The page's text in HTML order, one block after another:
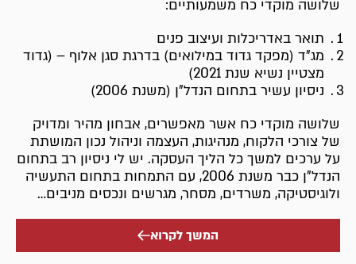
שלושה מוקדי כח משמעותיים:
תואר באדריכלות ועיצוב פנים
מג"ד (מפקד גדוד במילואים) בדרגת סגן אלוף – (גדוד
מצטיין נשיא שנת 2021)
ניסיון עשיר בתחום הנדל"ן (משנת 2006)
שלושה מוקדי כח אשר מאפשרים, אבחון מהיר ומדויק
של צורכי הלקוח, מנהיגות, העצמה וניהול נכון המושתת
על ערכים למשך כל הליך העסקה. יש לי ניסיון רב בתחום
הנדל"ן כבר משנת 2006, עם התמחות בתחום התעשיה
ולוגיסטיקה, משרדים, מסחר, מגרשים ונכסים מניבים…
המשך לקרוא